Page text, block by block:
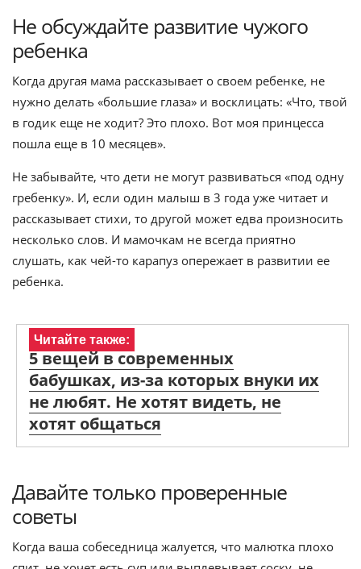
Не обсуждайте развитие чужого
ребенка
Когда другая мама рассказывает о своем ребенке, не
нужно делать «большие глаза» и восклицать: «Что, твой
в годик еще не ходит? Это плохо. Вот моя принцесса
пошла еще в 10 месяцев».
Не забывайте, что дети не могут развиваться «под одну
гребенку». И, если один малыш в 3 года уже читает и
рассказывает стихи, то другой может едва произносить
несколько слов. И мамочкам не всегда приятно
слушать, как чей-то карапуз опережает в развитии ее
ребенка.
Читайте также:
5 вещей в современных
бабушках, из-за которых внуки их
не любят. Не хотят видеть, не
хотят общаться
Давайте только проверенные
советы
Когда ваша собеседница жалуется, что малютка плохо